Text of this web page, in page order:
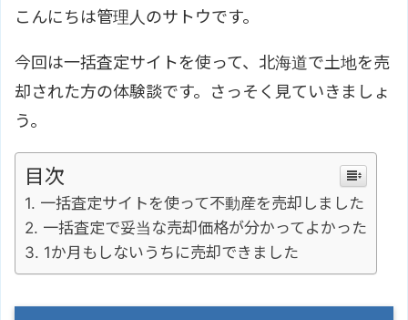
こんにちは管理人のサトウです。
今回は一括査定サイトを使って、北海道で土地を売
却された方の体験談です。さっそく見ていきましょ
う。
目次
一括査定サイトを使って不動産を売却しました
一括査定で妥当な売却価格が分かってよかった
1か月もしないうちに売却できました